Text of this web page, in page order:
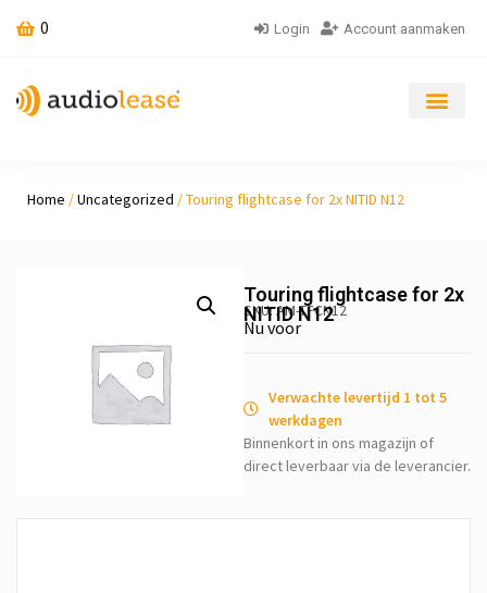
0 Login Account aanmaken
Home /Uncategorized / Touring flightcase for 2x NITID N12
Touring flightcase for 2x
NITID N12
SKU: AM-TFCN12
Nu voor
Verwachte levertijd 1 tot 5
werkdagen
Binnenkort in ons magazijn of
direct leverbaar via de leverancier.